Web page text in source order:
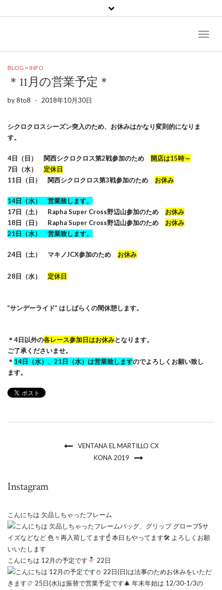
BLOG ~INFO
＊11月の営業予定＊
by8to8 - 2018年10月30日
シクロクロスシーズン突入のため、お休みはかなり変則的になりま
す。
4日（日） 関西シクロクロス第2戦参加のため 開店は15時～
7日（水） 定休日
11日（日） 関西シクロクロス第3戦参加のため お休み
14日（水） 営業致します。
17日（土） Rapha Super Cross野辺山参加のため
お休み
18日（日） Rapha Super Cross野辺山参加のため
お休み
21日（水） 営業致します。
24日（土） マキノJCX参加のため お休み
28日（水） 定休日
”サンデーライド” はしばらくの間休憩します。
＊4日以外の各レース参加日はお休みとなります。
ご了承くださいませ。
＊ 14日（水）、21日（水）は営業致しますのでよろしくお願い致し
ます。
VENTANA EL MARTILLO CX
KONA 2019
Instagram
こんにちは 欠品しちゃったフレーム
こんにちは 12月の予定です 22日